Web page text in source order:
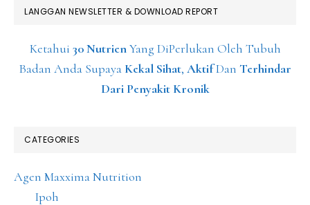
LANGGAN NEWSLETTER & DOWNLOAD REPORT
Ketahui 30 NutrienYang DiPerlukan Oleh Tubuh
Badan Anda Supaya Kekal Sihat, AktifDan Terhindar
Dari Penyakit Kronik
CATEGORIES
Agen Maxxima Nutrition
Ipoh